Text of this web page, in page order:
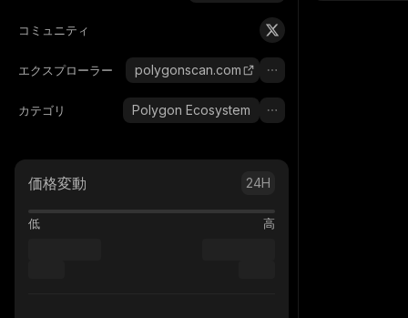
コミュニティ
エクスプローラー polygonscan.com
カテゴリ Polygon Ecosystem
価格変動 24H
低 高